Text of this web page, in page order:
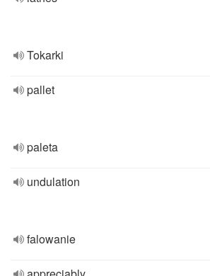
Tokarki
pallet
paleta
undulation
falowanie